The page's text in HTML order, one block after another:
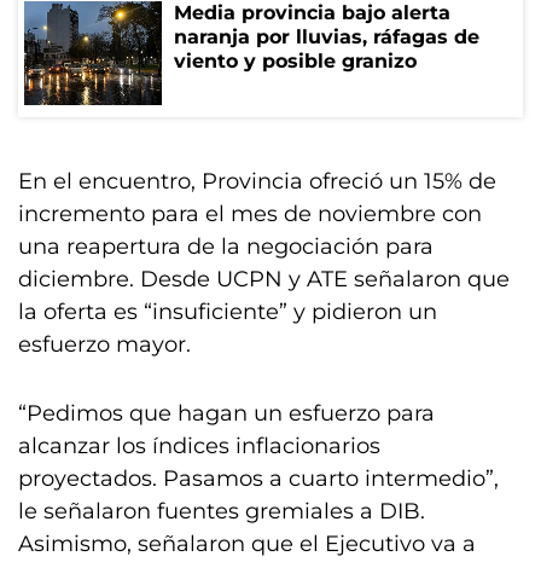
Media provincia bajo alerta
naranja por lluvias, ráfagas de
viento y posible granizo
En el encuentro, Provincia ofreció un 15% de
incremento para el mes de noviembre con
una reapertura de la negociación para
diciembre. Desde UCPN y ATE señalaron que
la oferta es “insuficiente” y pidieron un
esfuerzo mayor.
“Pedimos que hagan un esfuerzo para
alcanzar los índices inflacionarios
proyectados. Pasamos a cuarto intermedio”,
le señalaron fuentes gremiales a DIB.
Asimismo, señalaron que el Ejecutivo va a